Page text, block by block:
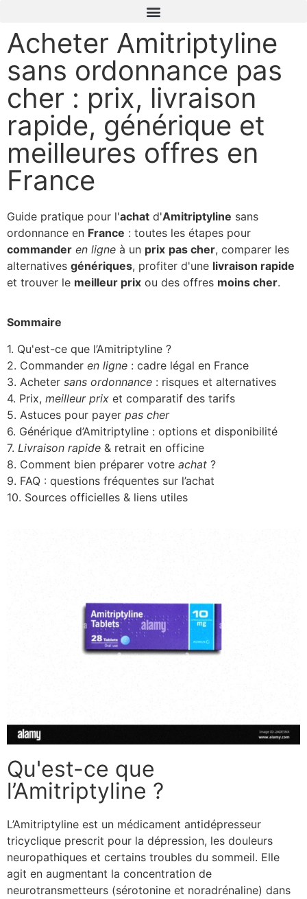
Acheter Amitriptyline
sans ordonnance pas
cher : prix, livraison
rapide, générique et
meilleures offres en
France
Guide pratique pour l'achat d'Amitriptyline sans
ordonnance en France : toutes les étapes pour
commander en ligne à un prix pas cher, comparer les
alternatives génériques, profiter d'une livraison rapide
et trouver le meilleur prix ou des offres moins cher.
Sommaire
1. Qu'est-ce que l’Amitriptyline ?
2. Commander en ligne : cadre légal en France
3. Acheter sans ordonnance : risques et alternatives
4. Prix, meilleur prix et comparatif des tarifs
5. Astuces pour payer pas cher
6. Générique d’Amitriptyline : options et disponibilité
7. Livraison rapide & retrait en officine
8. Comment bien préparer votre achat ?
9. FAQ : questions fréquentes sur l’achat
10. Sources officielles & liens utiles
Qu'est-ce que
l’Amitriptyline ?
L’Amitriptyline est un médicament antidépresseur
tricyclique prescrit pour la dépression, les douleurs
neuropathiques et certains troubles du sommeil. Elle
agit en augmentant la concentration de
neurotransmetteurs (sérotonine et noradrénaline) dans